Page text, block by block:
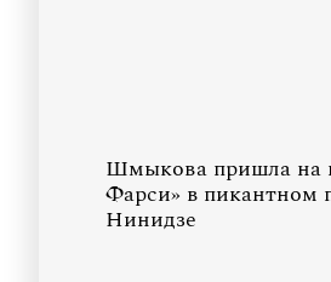
Шмыкова пришла на
Фарси» в пикантном
Нинидзе